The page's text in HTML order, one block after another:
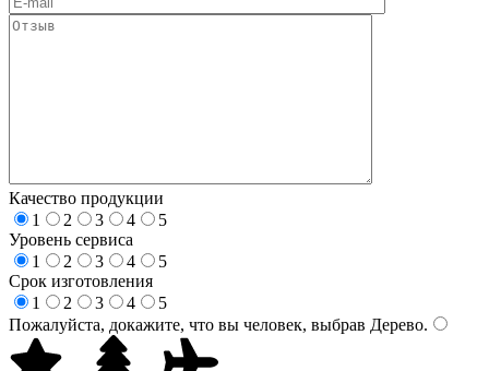
Качество продукции
1
2 3 4
5
Уровень сервиса
1
2 3 4
5
Срок изготовления
1
2 3 4
5
Пожалуйста, докажите, что вы человек, выбрав Дерево.